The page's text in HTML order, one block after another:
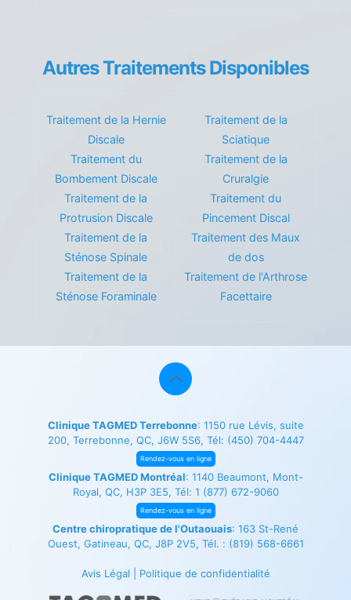
Autres Traitements Disponibles
Traitement de la Hernie
Discale
Traitement du
Bombement Discale
Traitement de la
Protrusion Discale
Traitement de la
Sténose Spinale
Traitement de la
Sténose Foraminale
Traitement de la
Sciatique
Traitement de la
Cruralgie
Traitement du
Pincement Discal
Traitement des Maux
de dos
Traitement de l'Arthrose
Facettaire
Clinique TAGMED Terrebonne: 1150 rue Lévis, suite
200, Terrebonne, QC, J6W 5S6, Tél: (450) 704-4447
Rendez-vous en ligne
Clinique TAGMED Montréal: 1140 Beaumont, Mont-
Royal, QC, H3P 3E5, Tél: 1 (877) 672-9060
Rendez-vous en ligne
Centre chiropratique de l'Outaouais: 163 St-René
Ouest, Gatineau, QC, J8P 2V5, Tél. : (819) 568-6661
Avis Légal Politique de confidentialité